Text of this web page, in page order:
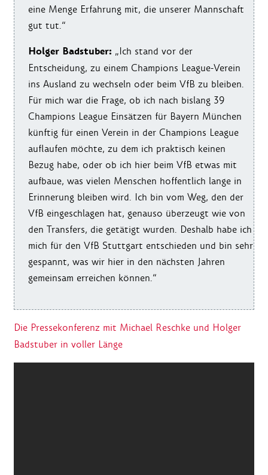
eine Menge Erfahrung mit, die unserer Mannschaft
gut tut.“
Holger Badstuber: „Ich stand vor der
Entscheidung, zu einem Champions League-Verein
ins Ausland zu wechseln oder beim VfB zu bleiben.
Für mich war die Frage, ob ich nach bislang 39
Champions League Einsätzen für Bayern München
künftig für einen Verein in der Champions League
auflaufen möchte, zu dem ich praktisch keinen
Bezug habe, oder ob ich hier beim VfB etwas mit
aufbaue, was vielen Menschen hoffentlich lange in
Erinnerung bleiben wird. Ich bin vom Weg, den der
VfB eingeschlagen hat, genauso überzeugt wie von
den Transfers, die getätigt wurden. Deshalb habe ich
mich für den VfB Stuttgart entschieden und bin sehr
gespannt, was wir hier in den nächsten Jahren
gemeinsam erreichen können.“
Die Pressekonferenz mit Michael Reschke und Holger
Badstuber in voller Länge